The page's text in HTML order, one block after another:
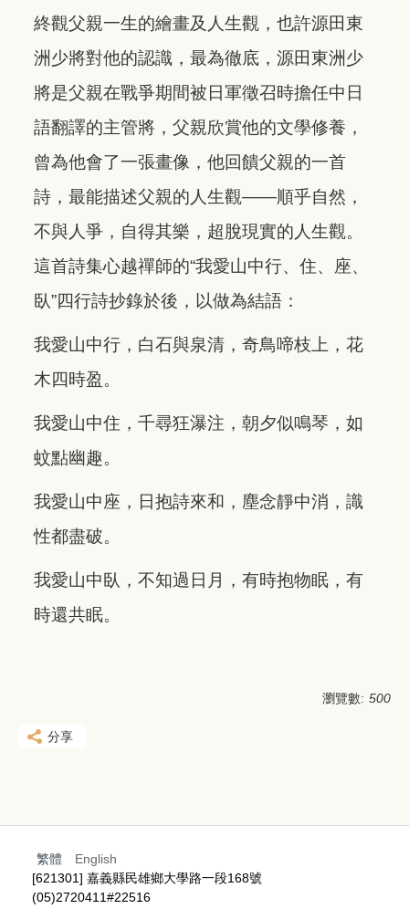
終觀父親一生的繪畫及人生觀，也許源田東
洲少將對他的認識，最為徹底，源田東洲少
將是父親在戰爭期間被日軍徵召時擔任中日
語翻譯的主管將，父親欣賞他的文學修養，
曾為他會了一張畫像，他回饋父親的一首
詩，最能描述父親的人生觀——順乎自然，
不與人爭，自得其樂，超脫現實的人生觀。
這首詩集心越禪師的“我愛山中行、住、座、
臥”四行詩抄錄於後，以做為結語：
我愛山中行，白石與泉清，奇鳥啼枝上，花
木四時盈。
我愛山中住，千尋狂瀑注，朝夕似鳴琴，如
蚊點幽趣。
我愛山中座，日抱詩來和，塵念靜中消，識
性都盡破。
我愛山中臥，不知過日月，有時抱物眠，有
時還共眠。
瀏覽數: 500
分享
繁體
English
[621301] 嘉義縣民雄鄉大學路一段168號
(05)2720411#22516